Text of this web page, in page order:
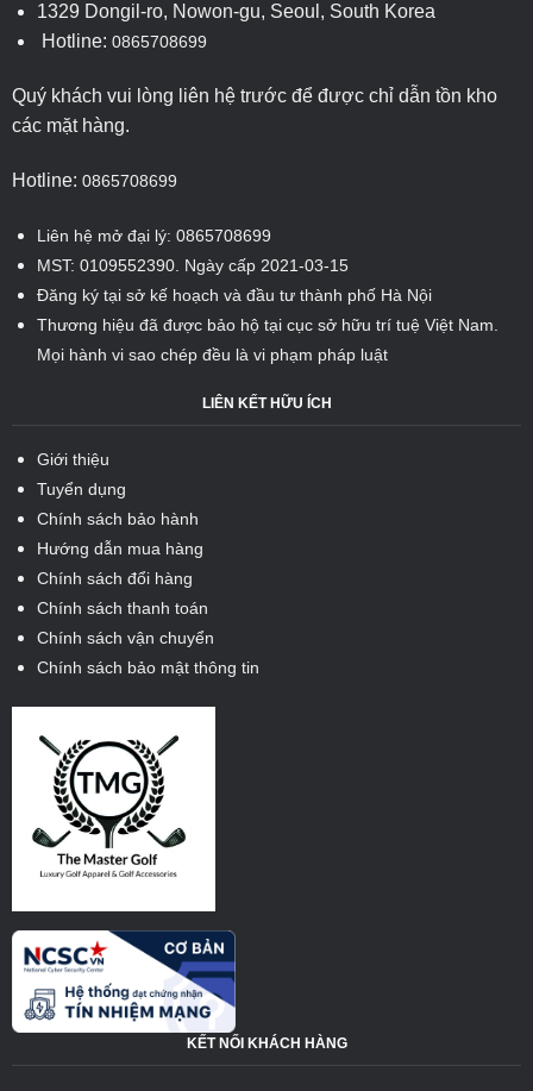
1329 Dongil-ro, Nowon-gu, Seoul, South Korea
Hotline: 0865708699
Quý khách vui lòng liên hệ trước để được chỉ dẫn tồn kho
các mặt hàng.
Hotline: 0865708699
Liên hệ mở đại lý: 0865708699
MST: 0109552390. Ngày cấp 2021-03-15
Đăng ký tại sở kế hoạch và đầu tư thành phố Hà Nội
Thương hiệu đã được bảo hộ tại cục sở hữu trí tuệ Việt Nam.
Mọi hành vi sao chép đều là vi phạm pháp luật
LIÊN KẾT HỮU ÍCH
Giới thiệu
Tuyển dụng
Chính sách bảo hành
Hướng dẫn mua hàng
Chính sách đổi hàng
Chính sách thanh toán
Chính sách vận chuyển
Chính sách bảo mật thông tin
KẾT NỐI KHÁCH HÀNG